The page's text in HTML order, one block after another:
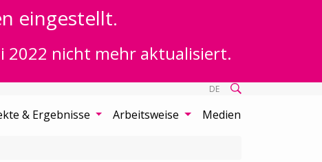
eingestellt.
2022 nicht mehr aktualisiert.
DE
& Ergebnisse Arbeitsweise Medien